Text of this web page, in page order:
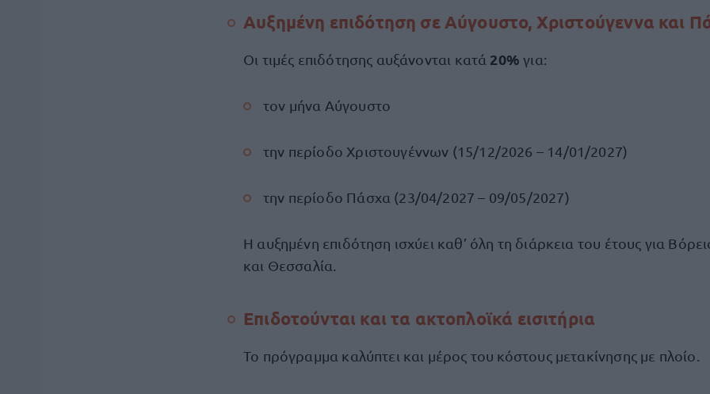
Αυξημένη επιδότηση σε Αύγουστο, Χριστούγεννα και
Οι τιμές επιδότησης αυξάνονται κατά 20% για:
τον μήνα Αύγουστο
την περίοδο Χριστουγέννων (15/12/2026 – 14/01/2027)
την περίοδο Πάσχα (23/04/2027 – 09/05/2027)
Η αυξημένη επιδότηση ισχύει καθ’ όλη τη διάρκεια του έτους για
και Θεσσαλία.
Επιδοτούνται και τα ακτοπλοϊκά εισιτήρια
Το πρόγραμμα καλύπτει και μέρος του κόστους μετακίνησης με πλοίο.